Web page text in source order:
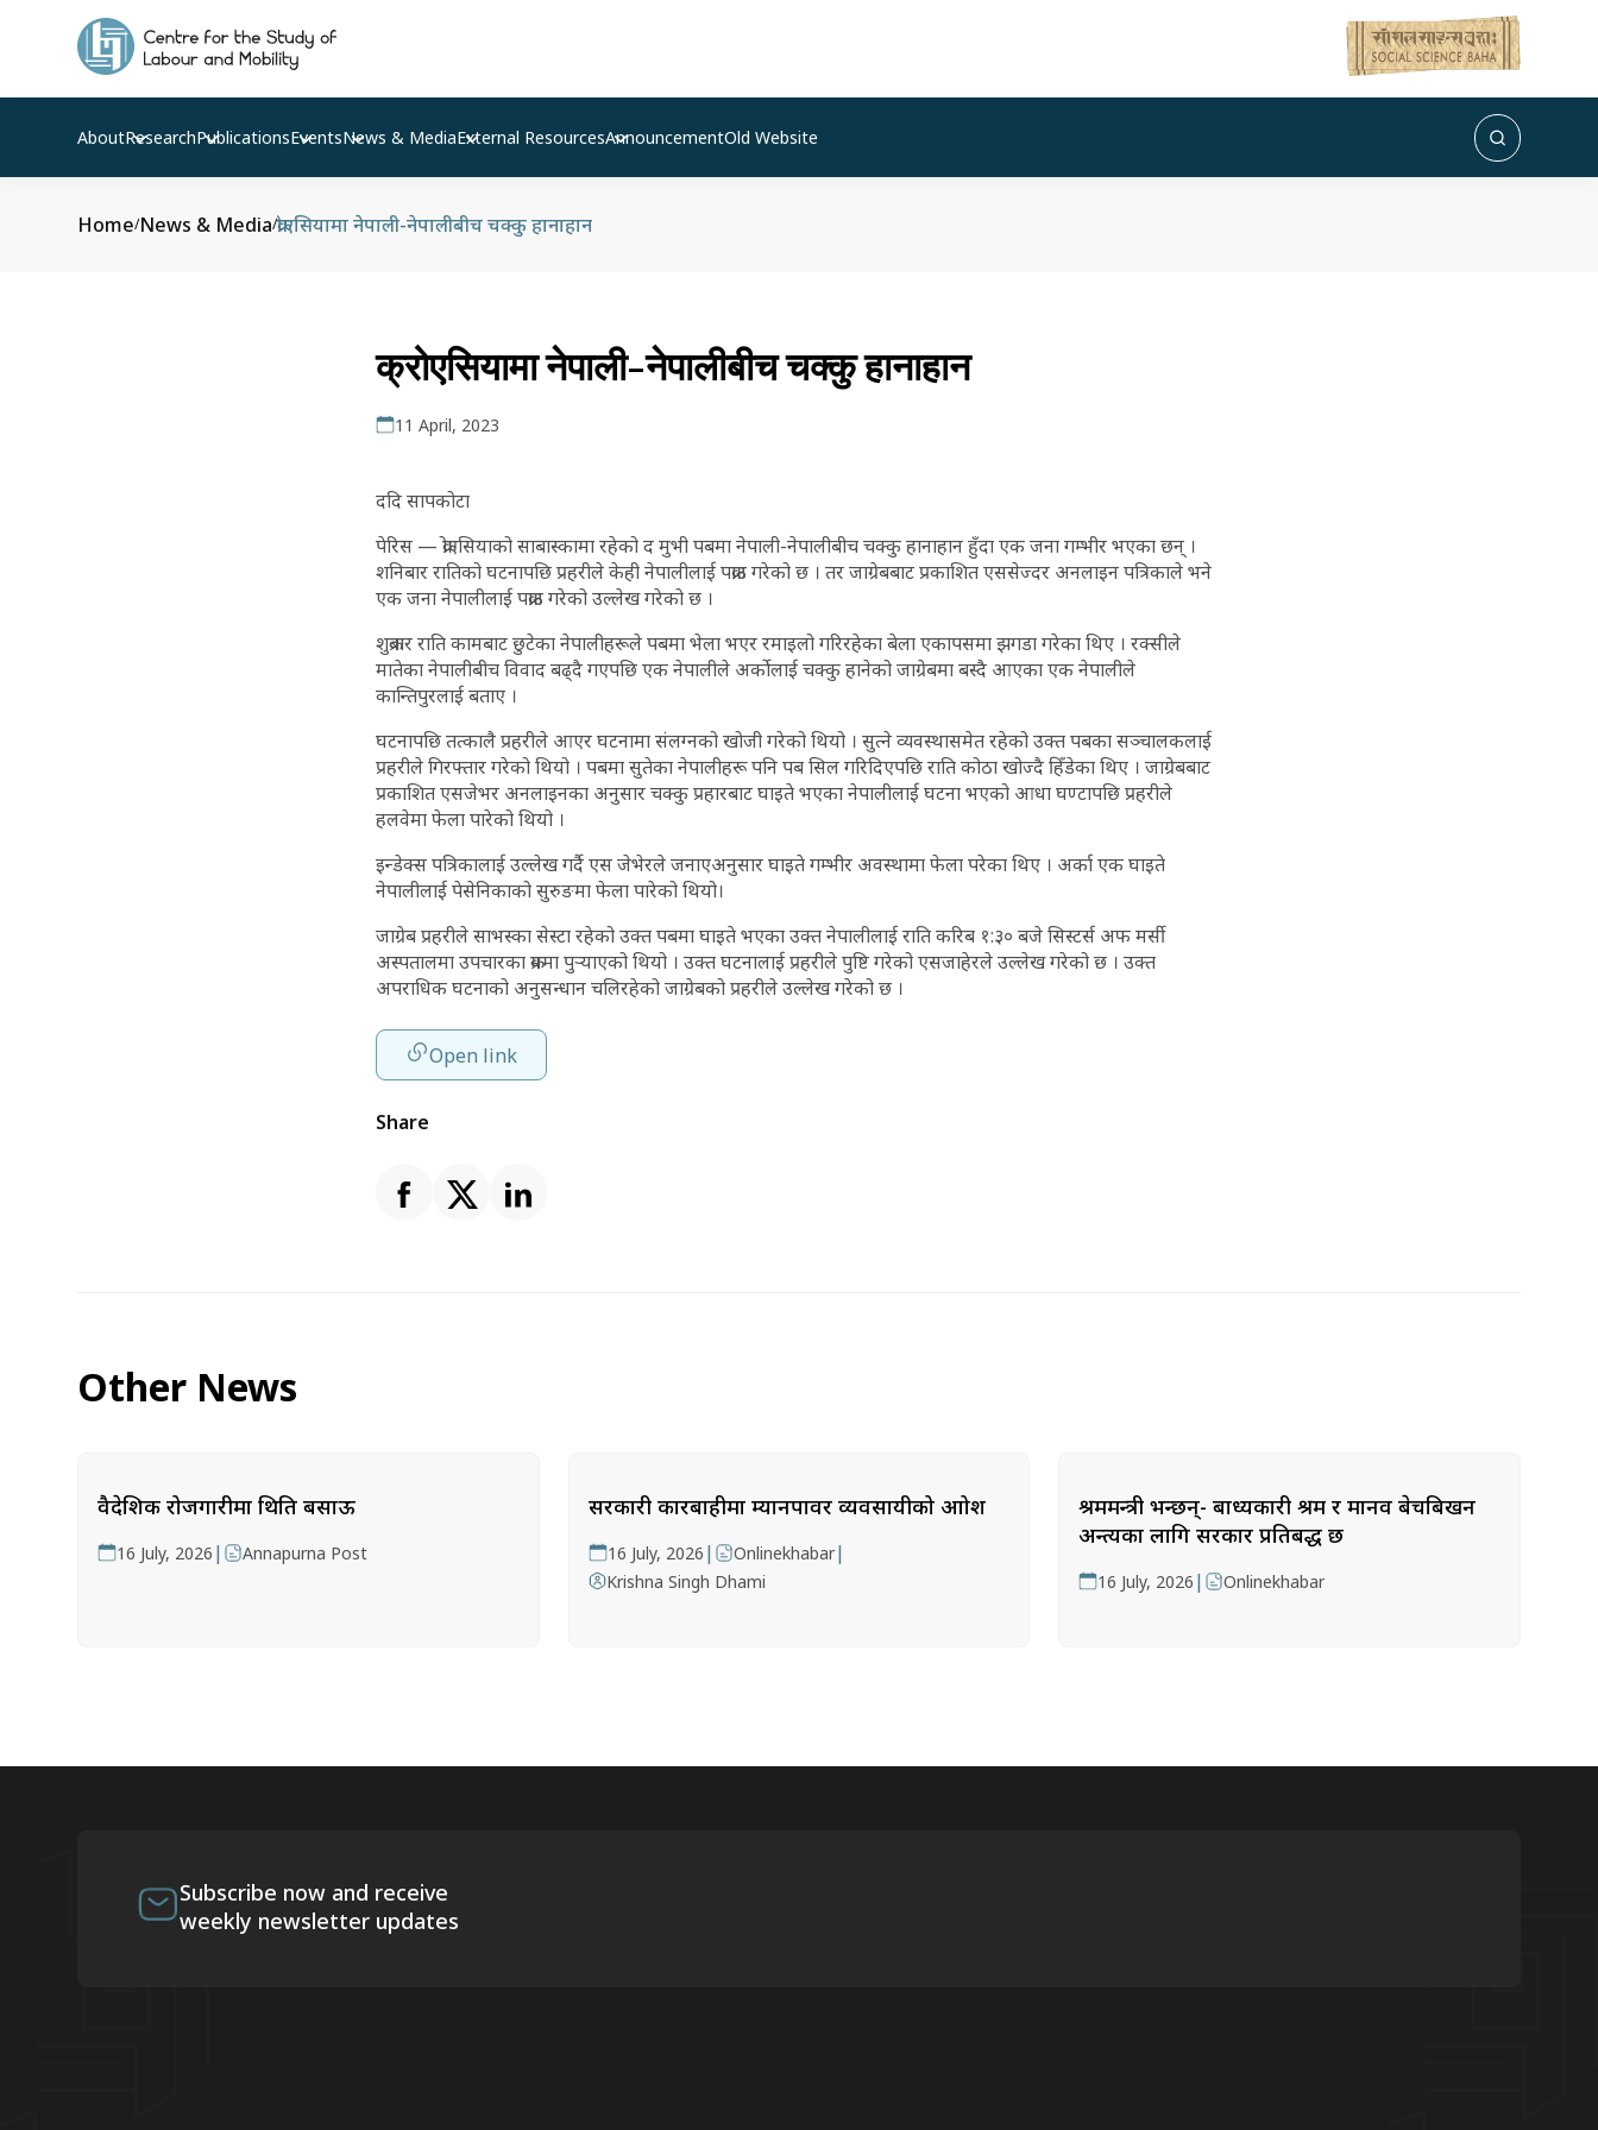
AboutResearchPublicationsEventsNews & MediaExternal ResourcesAnnouncementOld Website
Home/News & Media/क्रोएसियामा नेपाली-नेपालीबीच चक्कु हानाहान
क्रोएसियामा नेपाली-नेपालीबीच चक्कु हानाहान
11 April, 2023
ददि सापकोटा
पेरिस — क्रोएसियाको साबास्कामा रहेको द मुभी पबमा नेपाली-नेपालीबीच चक्कु हानाहान हुँदा एक जना गम्भीर भएका छन् ।
शनिबार रातिको घटनापछि प्रहरीले केही नेपालीलाई पक्राउ गरेको छ । तर जाग्रेबबाट प्रकाशित एससेज्दर अनलाइन पत्रिकाले भने
एक जना नेपालीलाई पक्राउ गरेको उल्लेख गरेको छ ।
शुक्रबार राति कामबाट छुटेका नेपालीहरूले पबमा भेला भएर रमाइलो गरिरहेका बेला एकापसमा झगडा गरेका थिए । रक्सीले
मातेका नेपालीबीच विवाद बढ्दै गएपछि एक नेपालीले अर्कोलाई चक्कु हानेको जाग्रेबमा बस्दै आएका एक नेपालीले
कान्तिपुरलाई बताए ।
घटनापछि तत्कालै प्रहरीले आएर घटनामा संलग्नको खोजी गरेको थियो । सुत्ने व्यवस्थासमेत रहेको उक्त पबका सञ्चालकलाई
प्रहरीले गिरफ्तार गरेको थियो । पबमा सुतेका नेपालीहरू पनि पब सिल गरिदिएपछि राति कोठा खोज्दै हिँडेका थिए । जाग्रेबबाट
प्रकाशित एसजेभर अनलाइनका अनुसार चक्कु प्रहारबाट घाइते भएका नेपालीलाई घटना भएको आधा घण्टापछि प्रहरीले
हलवेमा फेला पारेको थियो ।
इन्डेक्स पत्रिकालाई उल्लेख गर्दै एस जेभेरले जनाएअनुसार घाइते गम्भीर अवस्थामा फेला परेका थिए । अर्का एक घाइते
नेपालीलाई पेसेनिकाको सुरुङमा फेला पारेको थियो।
जाग्रेब प्रहरीले साभस्का सेस्टा रहेको उक्त पबमा घाइते भएका उक्त नेपालीलाई राति करिब १:३० बजे सिस्टर्स अफ मर्सी
अस्पतालमा उपचारका क्रममा पुर्‍याएको थियो । उक्त घटनालाई प्रहरीले पुष्टि गरेको एसजाहेरले उल्लेख गरेको छ । उक्त
अपराधिक घटनाको अनुसन्धान चलिरहेको जाग्रेबको प्रहरीले उल्लेख गरेको छ ।
Open link
Share
Other News
वैदेशिक रोजगारीमा थिति बसाऊ
16 July, 2026 | Annapurna Post
सरकारी कारबाहीमा म्यानपावर व्यवसायीको आक्रोश
16 July, 2026 | Onlinekhabar|
Krishna Singh Dhami
श्रममन्त्री भन्छन्- बाध्यकारी श्रम र मानव बेचबिखन
अन्त्यका लागि सरकार प्रतिबद्ध छ
16 July, 2026 | Onlinekhabar
Subscribe now and receive
weekly newsletter updates